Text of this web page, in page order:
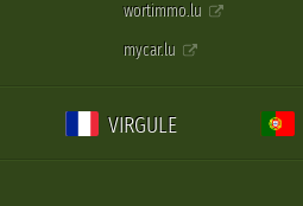
wortimmo.lu
mycar.lu
VIRGULE